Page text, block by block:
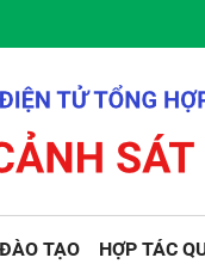
ĐÀO TẠO HỢP TÁC